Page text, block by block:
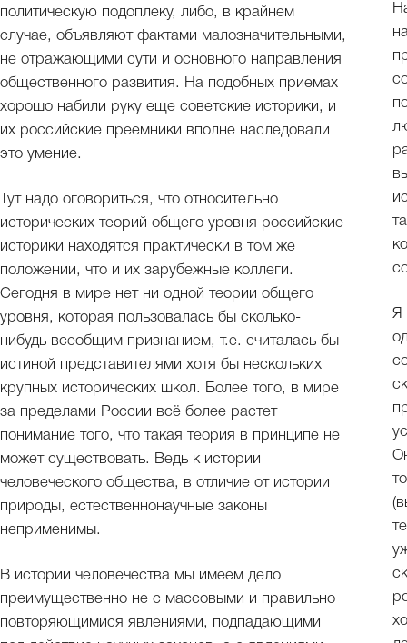
политическую подоплеку, либо, в крайнем
случае, объявляют фактами малозначительными,
не отражающими сути и основного направления
общественного развития. На подобных приемах
хорошо набили руку еще советские историки, и
их российские преемники вполне наследовали
это умение.
Тут надо оговориться, что относительно
исторических теорий общего уровня российские
историки находятся практически в том же
положении, что и их зарубежные коллеги.
Сегодня в мире нет ни одной теории общего
уровня, которая пользовалась бы сколько-
нибудь всеобщим признанием, т.е. считалась бы
истиной представителями хотя бы нескольких
крупных исторических школ. Более того, в мире
за пределами России всё более растет
понимание того, что такая теория в принципе не
может существовать. Ведь к истории
человеческого общества, в отличие от истории
природы, естественнонаучные законы
неприменимы.
В истории человечества мы имеем дело
преимущественно не с массовыми и правильно
повторяющимися явлениями, подпадающими
Я